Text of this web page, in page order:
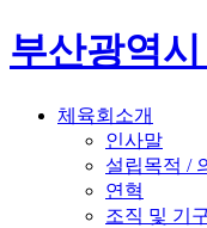
부산광역
체육회소개
인사말
설립목적 /
연혁
조직 및 기